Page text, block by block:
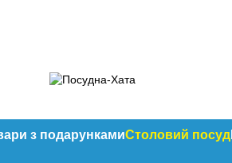
з подарункамиСтоловий посуд